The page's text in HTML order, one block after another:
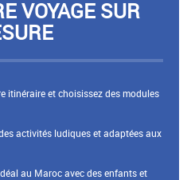
VOYAGE SUR
itinéraire et choisissez des modules
activités ludiques et adaptées aux
au Maroc avec des enfants et